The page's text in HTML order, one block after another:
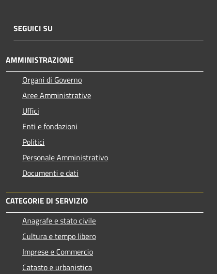
SEGUICI SU
AMMINISTRAZIONE
Organi di Governo
Aree Amministrative
Uffici
Enti e fondazioni
Politici
Personale Amministrativo
Documenti e dati
CATEGORIE DI SERVIZIO
Anagrafe e stato civile
Cultura e tempo libero
Imprese e Commercio
Catasto e urbanistica